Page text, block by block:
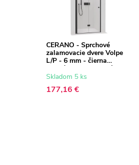
CERANO - Sprchové
zalamovacie dvere Volpe
L/P - 6 mm - čierna
matná, transparentné sklo
- 60x190 cm
Skladom 5 ks
177,16 €